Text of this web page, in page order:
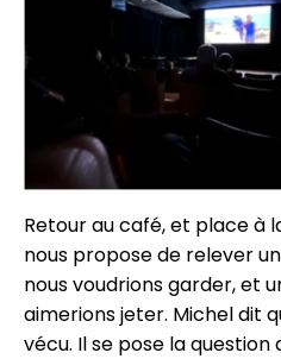
Retour au café, et place à
nous propose de relever
nous voudrions garder, et
aimerions jeter. Michel dit
vécu. Il se pose la question